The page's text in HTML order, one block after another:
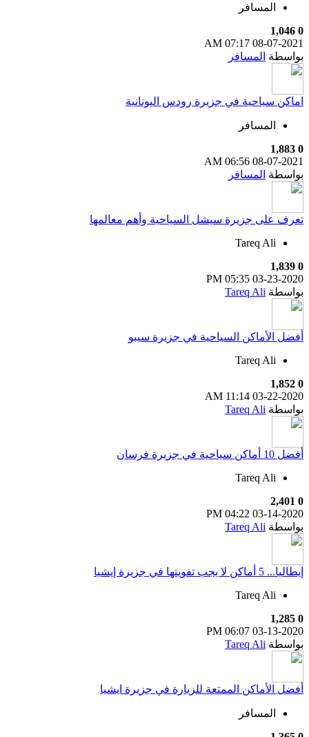
المسافر
0
1,046
08-07-2021
07:17 AM
بواسطة المسافر
اماكن سياحية في جزيرة رودس اليونانية
المسافر
0
1,883
08-07-2021
06:56 AM
بواسطة المسافر
تعرف على جزيرة سيشل السياحية وأهم معالمها
Tareq Ali
0
1,839
03-23-2020
05:35 PM
بواسطة Tareq Ali
أفضل الأماكن السياحية في جزيرة سيبو
Tareq Ali
0
1,852
03-22-2020
11:14 AM
بواسطة Tareq Ali
أفضل 10 أماكن سياحية في جزيرة فرسان
Tareq Ali
0
2,401
03-14-2020
04:22 PM
بواسطة Tareq Ali
إيطاليا... 5 أماكن لا يجب تفويتها في جزيرة إيشيا
Tareq Ali
0
1,285
03-13-2020
06:07 PM
بواسطة Tareq Ali
أفضل الأماكن الممتعة للزيارة في جزيرة ايشيا
المسافر